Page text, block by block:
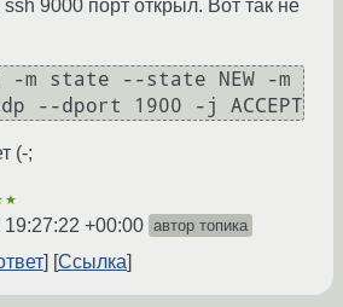
ssh 9000 порт открыл. Вот так не
-m state --state NEW -m
--dport 1900 -j ACCEPT
(-;
+00:00 автор топика
Ссылка